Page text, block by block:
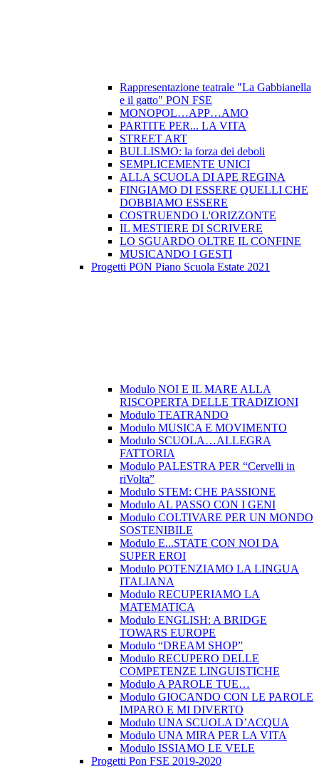
Rappresentazione teatrale "La Gabbianella
e il gatto" PON FSE
MONOPOL…APP…AMO
PARTITE PER... LA VITA
STREET ART
BULLISMO: la forza dei deboli
SEMPLICEMENTE UNICI
ALLA SCUOLA DI APE REGINA
FINGIAMO DI ESSERE QUELLI CHE
DOBBIAMO ESSERE
COSTRUENDO L'ORIZZONTE
IL MESTIERE DI SCRIVERE
LO SGUARDO OLTRE IL CONFINE
MUSICANDO I GESTI
Progetti PON Piano Scuola Estate 2021
Modulo NOI E IL MARE ALLA
RISCOPERTA DELLE TRADIZIONI
Modulo TEATRANDO
Modulo MUSICA E MOVIMENTO
Modulo SCUOLA…ALLEGRA
FATTORIA
Modulo PALESTRA PER “Cervelli in
riVolta”
Modulo STEM: CHE PASSIONE
Modulo AL PASSO CON I GENI
Modulo COLTIVARE PER UN MONDO
SOSTENIBILE
Modulo E...STATE CON NOI DA
SUPER EROI
Modulo POTENZIAMO LA LINGUA
ITALIANA
Modulo RECUPERIAMO LA
MATEMATICA
Modulo ENGLISH: A BRIDGE
TOWARS EUROPE
Modulo “DREAM SHOP”
Modulo RECUPERO DELLE
COMPETENZE LINGUISTICHE
Modulo A PAROLE TUE…
Modulo GIOCANDO CON LE PAROLE
IMPARO E MI DIVERTO
Modulo UNA SCUOLA D’ACQUA
Modulo UNA MIRA PER LA VITA
Modulo ISSIAMO LE VELE
Progetti Pon FSE 2019-2020